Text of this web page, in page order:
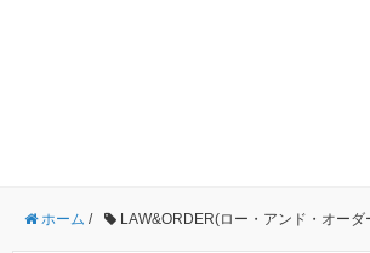
ホーム / LAW&ORDER(ロー・アンド・オーダ